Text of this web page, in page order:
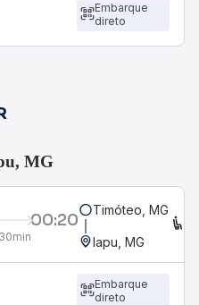
Embarque
direto
MG
00:20 Timóteo, MG
Iapu, MG
Embarque
direto